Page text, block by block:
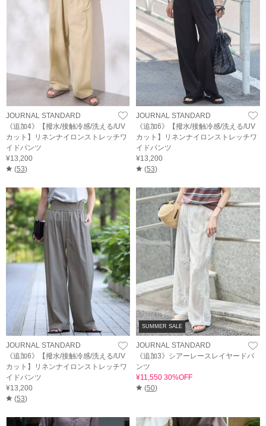
JOURNAL STANDARD
《追加4》【撥水/接触冷感/洗える/UV
カット】リネンナイロンストレッチワ
イドパンツ
¥13,200
(53)
JOURNAL STANDARD
《追加6》【撥水/接触冷感/洗える/UV
カット】リネンナイロンストレッチワ
イドパンツ
¥13,200
(53)
JOURNAL STANDARD
《追加6》【撥水/接触冷感/洗える/UV
カット】リネンナイロンストレッチワ
イドパンツ
¥13,200
(53)
SUMMER SALE
JOURNAL STANDARD
《追加3》シアーレースレイヤードパ
ンツ
¥11,550 30%OFF
(50)